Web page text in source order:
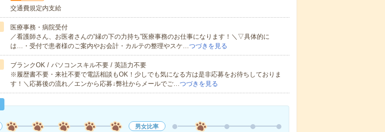
交通費規定内支給
医療事務・病院受付
／看護師さん、お医者さんの“縁の下の力持ち”医療事務のお仕事になります！＼▽具体的に
は…・受付で患者様のご案内やお会計・カルテの整理やスケ…つづきを見る
ブランクOK / パソコンスキル不要 / 英語力不要
※履歴書不要・来社不要で電話相談もOK！少しでも気になる方は是非応募をお待ちしておりま
す！＼応募後の流れ／エンから応募↓弊社からメールでご…つづきを見る
男女比率